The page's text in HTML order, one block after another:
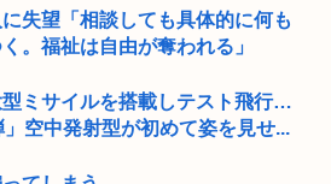
失望「相談しても具体的に何も
。福祉は自由が奪われる」
ミサイルを搭載しテスト飛行…
」空中発射型が初めて姿を見せ...